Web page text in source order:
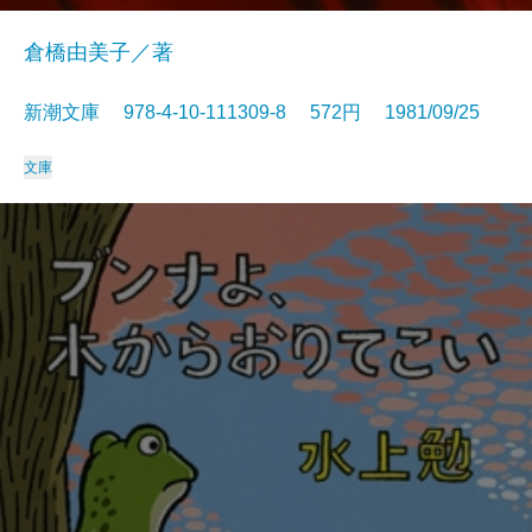
倉橋由美子／著
新潮文庫 978-4-10-111309-8 572円 1981/09/25
文庫